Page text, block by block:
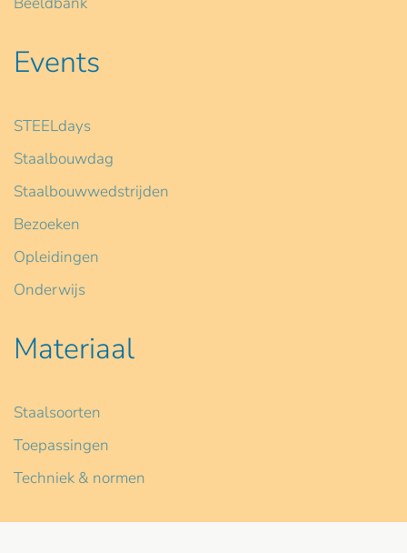
Events
STEELdays
Staalbouwdag
Staalbouwwedstrijden
Bezoeken
Opleidingen
Onderwijs
Materiaal
Staalsoorten
Toepassingen
Techniek & normen